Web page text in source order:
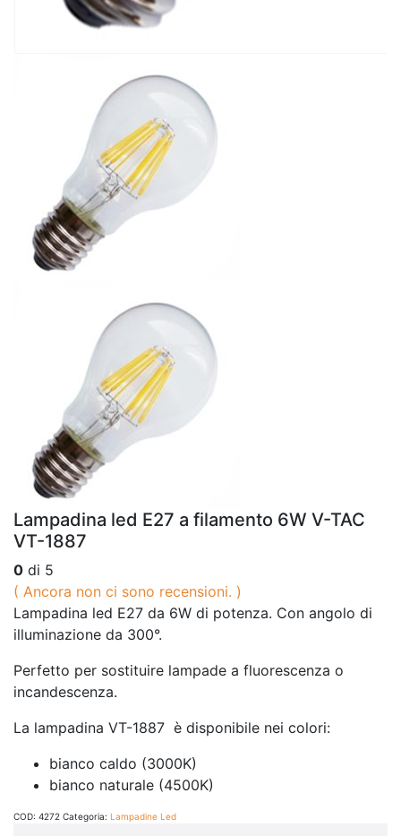
Lampadina led E27 a filamento 6W V-TAC
VT-1887
0 di 5
( Ancora non ci sono recensioni. )
Lampadina led E27 da 6W di potenza. Con angolo di
illuminazione da 300°.
Perfetto per sostituire lampade a fluorescenza o
incandescenza.
La lampadina VT-1887 è disponibile nei colori:
bianco caldo (3000K)
bianco naturale (4500K)
COD: 4272 Categoria: Lampadine Led